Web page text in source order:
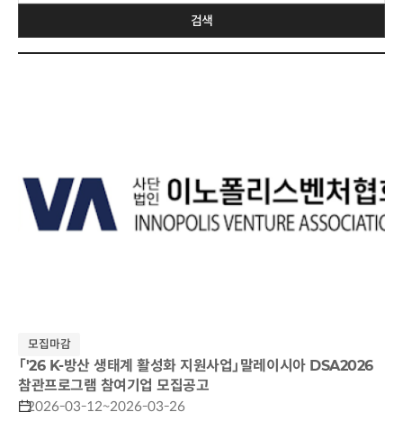
검색
모집마감
「'26 K-방산 생태계 활성화 지원사업」말레이시아 DSA2026
참관프로그램 참여기업 모집공고
2026-03-12~2026-03-26